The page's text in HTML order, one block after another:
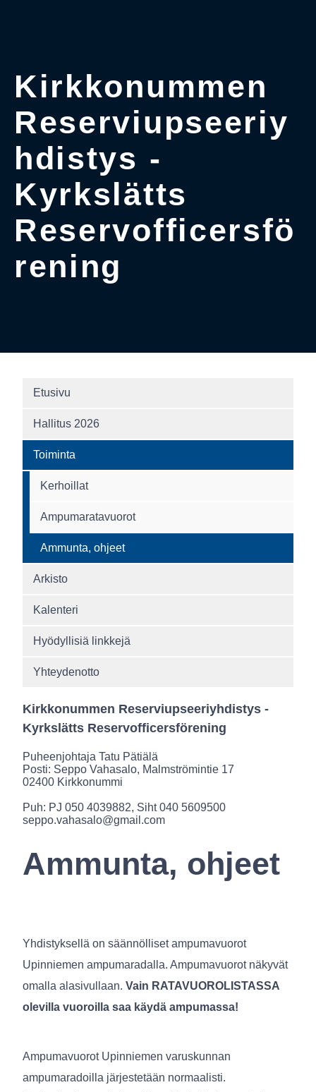
Kirkkonummen
Reserviupseeriy
hdistys -
Kyrkslätts
Reservofficersfö
rening
Etusivu
Hallitus 2026
Toiminta
Kerhoillat
Ampumaratavuorot
Ammunta, ohjeet
Arkisto
Kalenteri
Hyödyllisiä linkkejä
Yhteydenotto
Kirkkonummen Reserviupseeriyhdistys -
Kyrkslätts Reservofficersförening
Puheenjohtaja Tatu Pätiälä
Posti: Seppo Vahasalo, Malmströmintie 17
02400 Kirkkonummi
Puh: PJ 050 4039882, Siht 040 5609500
seppo.vahasalo@gmail.com
Ammunta, ohjeet
Yhdistyksellä on säännölliset ampumavuorot
Upinniemen ampumaradalla. Ampumavuorot näkyvät
omalla alasivullaan.Vain RATAVUOROLISTASSA
olevilla vuoroilla saa käydä ampumassa!
Ampumavuorot Upinniemen varuskunnan
ampumaradoilla järjestetään normaalisti.